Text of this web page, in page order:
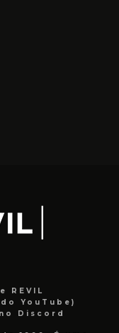
REVIL
YouTube)
no Discord